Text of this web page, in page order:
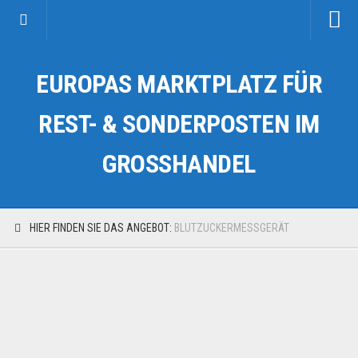
Kategorien
Auto & Motorrad
Fahrzeuge & Transport
EUROPAS MARKTPLATZ FÜR
REST- & SONDERPOSTEN IM
GROSSHANDEL
HIER FINDEN SIE DAS ANGEBOT: BLUTZUCKERMESSGERÄT